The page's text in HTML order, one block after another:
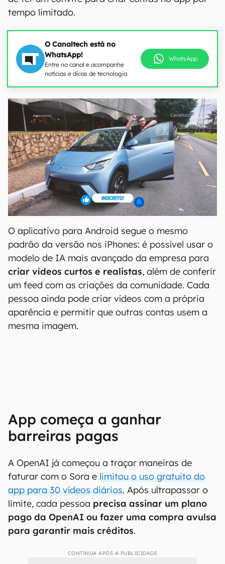
tempo limitado.
O Canaltech está no
WhatsApp!
Entre no canal e acompanhe
notícias e dicas de tecnologia
WhatsApp
O aplicativo para Android segue o mesmo
padrão da versão nos iPhones: é possível usar o
modelo de IA mais avançado da empresa para
criar vídeos curtos e realistas, além de conferir
um feed com as criações da comunidade. Cada
pessoa ainda pode criar vídeos com a própria
aparência e permitir que outras contas usem a
mesma imagem.
App começa a ganhar
barreiras pagas
A OpenAI já começou a traçar maneiras de
faturar com o Sora e limitou o uso gratuito do
app para 30 vídeos diários. Após ultrapassar o
limite, cada pessoa precisa assinar um plano
pago da OpenAI ou fazer uma compra avulsa
para garantir mais créditos.
CONTINUA APÓS A PUBLICIDADE